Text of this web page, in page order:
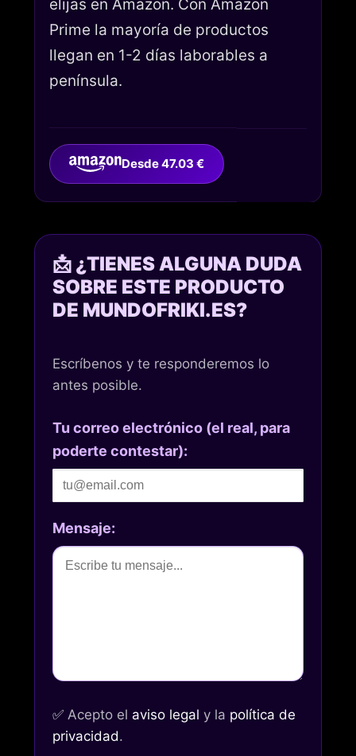
elijas en Amazon. Con Amazon
Prime la mayoría de productos
llegan en 1-2 días laborables a
península.
Desde 47.03 €
📩 ¿TIENES ALGUNA DUDA
SOBRE ESTE PRODUCTO
DE MUNDOFRIKI.ES?
Escríbenos y te responderemos lo
antes posible.
Tu correo electrónico (el real, para
poderte contestar):
Mensaje:
✅ Acepto el aviso legal y la política de
privacidad.